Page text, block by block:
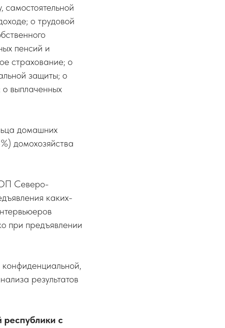
самостоятельной
о трудовой
пенсий и
страхование; о
защиты; о
выплаченных
домашних
домохозяйства
ОП Северо-
каких-
при предъявлении
конфиденциальной,
результатов
с